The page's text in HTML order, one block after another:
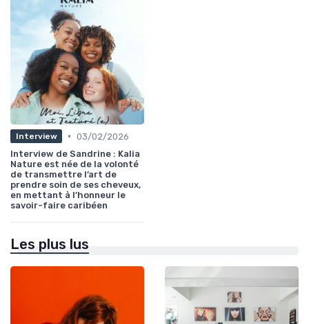
Interview • 03/02/2026
Interview de Sandrine : Kalia
Nature est née de la volonté
de transmettre l’art de
prendre soin de ses cheveux,
en mettant à l’honneur le
savoir-faire caribéen
Les plus lus